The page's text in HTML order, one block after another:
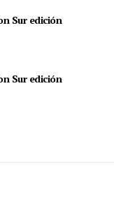
Sur edición
Sur edición